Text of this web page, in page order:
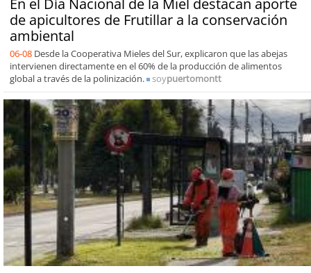
En el Día Nacional de la Miel destacan aporte
de apicultores de Frutillar a la conservación
ambiental
06-08 Desde la Cooperativa Mieles del Sur, explicaron que las abejas
intervienen directamente en el 60% de la producción de alimentos
global a través de la polinización.
soypuertomontt